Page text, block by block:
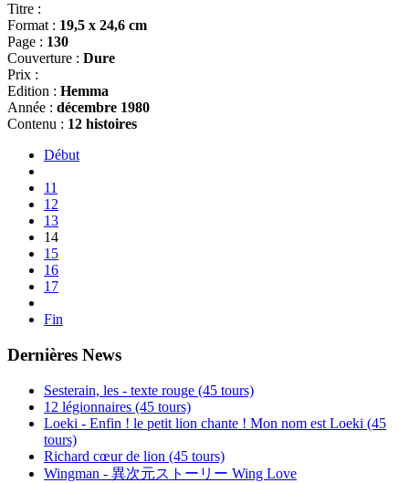
Titre :
Format : 19,5 x 24,6 cm
Page : 130
Couverture : Dure
Prix :
Edition : Hemma
Année : décembre 1980
Contenu : 12 histoires
Début
11
12
13
14
15
16
17
Fin
Dernières News
Sesterain, les - texte rouge (45 tours)
12 légionnaires (45 tours)
Loeki - Enfin ! le petit lion chante ! Mon nom est Loeki (45
tours)
Richard cœur de lion (45 tours)
Wingman - 異次元ストーリー Wing Love